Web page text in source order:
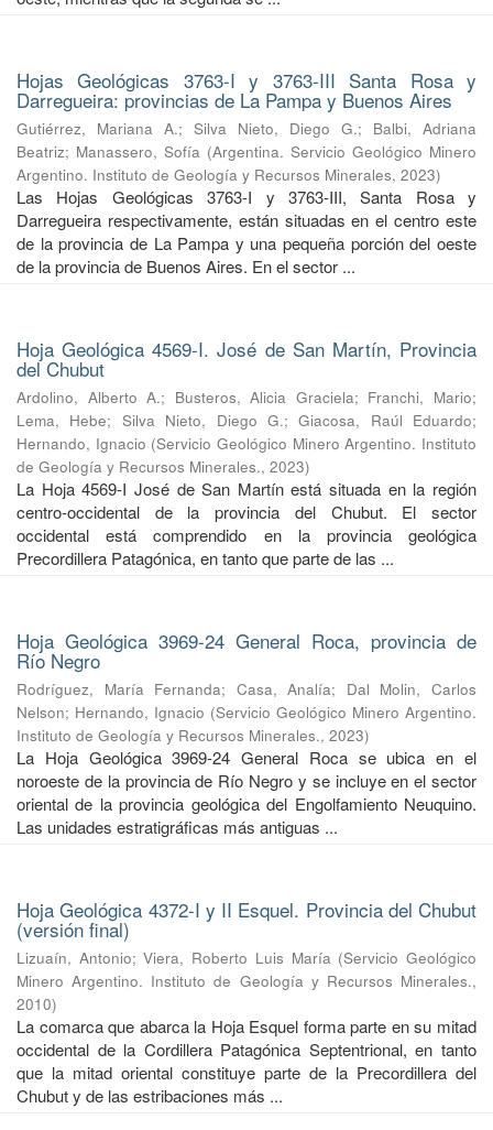
Hojas Geológicas 3763-I y 3763-III Santa Rosa y
Darregueira: provincias de La Pampa y Buenos Aires
Gutiérrez, Mariana A.; Silva Nieto, Diego G.; Balbi, Adriana
Beatriz; Manassero, Sofía (Argentina. Servicio Geológico Minero
Argentino. Instituto de Geología y Recursos Minerales, 2023)
Las Hojas Geológicas 3763-I y 3763-III, Santa Rosa y
Darregueira respectivamente, están situadas en el centro este
de la provincia de La Pampa y una pequeña porción del oeste
de la provincia de Buenos Aires. En el sector ...
Hoja Geológica 4569-I. José de San Martín, Provincia
del Chubut
Ardolino, Alberto A.; Busteros, Alicia Graciela; Franchi, Mario;
Lema, Hebe; Silva Nieto, Diego G.;Giacosa, Raúl Eduardo;
Hernando, Ignacio (Servicio Geológico Minero Argentino. Instituto
de Geología y Recursos Minerales., 2023)
La Hoja 4569-I José de San Martín está situada en la región
centro-occidental de la provincia del Chubut. El sector
occidental está comprendido en la provincia geológica
Precordillera Patagónica, en tanto que parte de las ...
Hoja Geológica 3969-24 General Roca, provincia de
Río Negro
Rodríguez, María Fernanda; Casa, Analía; Dal Molin, Carlos
Nelson; Hernando, Ignacio (Servicio Geológico Minero Argentino.
Instituto de Geología y Recursos Minerales., 2023)
La Hoja Geológica 3969-24 General Roca se ubica en el
noroeste de la provincia de Río Negro y se incluye en el sector
oriental de la provincia geológica del Engolfamiento Neuquino.
Las unidades estratigráficas más antiguas ...
Hoja Geológica 4372-I y II Esquel. Provincia del Chubut
(versión final)
Lizuaín, Antonio;Viera, Roberto Luis María (Servicio Geológico
Minero Argentino. Instituto de Geología y Recursos Minerales.,
2010)
La comarca que abarca la Hoja Esquel forma parte en su mitad
occidental de la Cordillera Patagónica Septentrional, en tanto
que la mitad oriental constituye parte de la Precordillera del
Chubut y de las estribaciones más ...